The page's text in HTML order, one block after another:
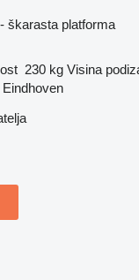
škarasta platforma
230 kg Visina